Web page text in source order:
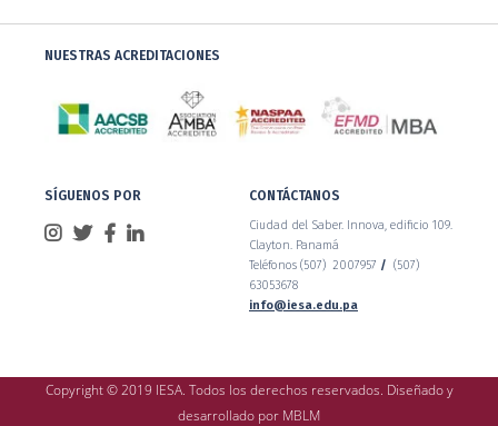
NUESTRAS ACREDITACIONES
SÍGUENOS POR CONTÁCTANOS
Ciudad del Saber. Innova, edificio 109.
Clayton. Panamá
Teléfonos (507) 2007957 / (507)
63053678
info@iesa.edu.pa
Copyright © 2019 IESA. Todos los derechos reservados. Diseñado y
desarrollado por MBLM